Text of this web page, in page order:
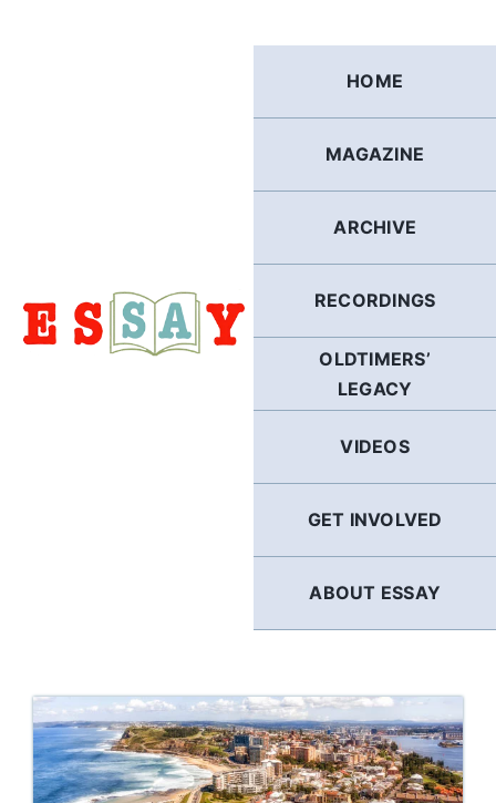
HOME
MAGAZINE
ARCHIVE
RECORDINGS
OLDTIMERS’
LEGACY
VIDEOS
GET INVOLVED
ABOUT ESSAY